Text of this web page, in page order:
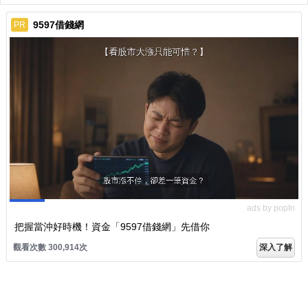
PR 9597借錢網
ads by popIn
把握當沖好時機！資金「9597借錢網」先借你
觀看次數 300,914次 深入了解